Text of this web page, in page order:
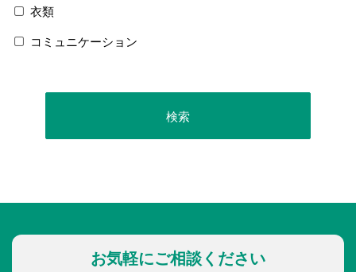
衣類
コミュニケーション
お気軽にご相談ください